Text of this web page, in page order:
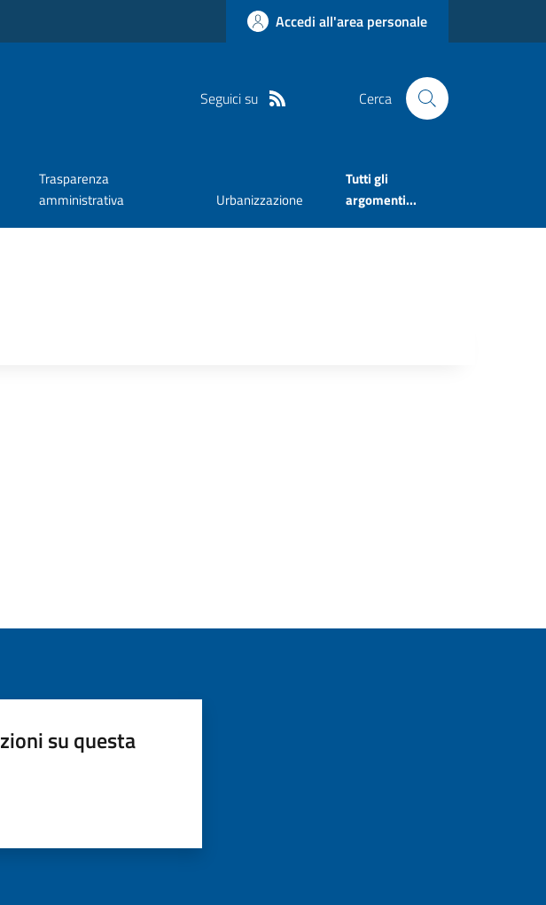
Accedi all'area personale
Seguici su Cerca
Trasparenza
amministrativa
Urbanizzazione
Tutti gli
argomenti...
su questa